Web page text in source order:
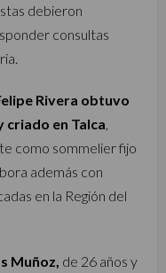
debieron
consultas
Rivera obtuvo
criado en Talca
como sommelier fijo
además con
en la Región del
Muñoz, de 26 años y